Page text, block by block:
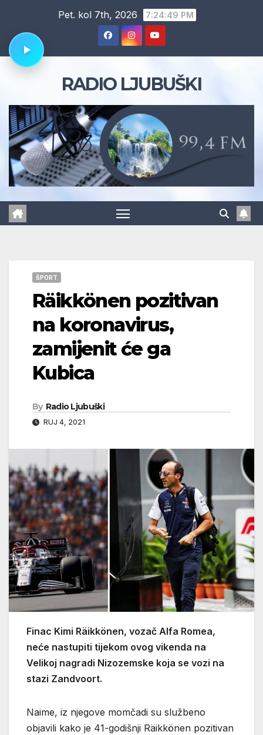
content
Pet. kol 7th, 2026 7:24:50 PM
RADIO LJUBUŠKI
ŠPORT
Räikkönen pozitivan
na koronavirus,
zamijenit će ga
Kubica
By Radio Ljubuški
RUJ 4, 2021
Finac Kimi Räikkönen, vozač Alfa Romea,
neće nastupiti tijekom ovog vikenda na
Velikoj nagradi Nizozemske koja se vozi na
stazi Zandvoort.
Naime, iz njegove momčadi su službeno
objavili kako je 41-godišnji Räikkönen pozitivan